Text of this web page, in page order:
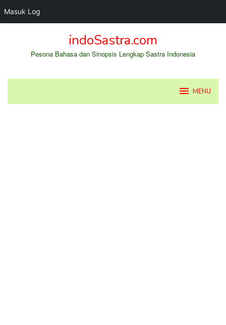
Masuk Log
indoSastra.com
Pesona Bahasa dan Sinopsis Lengkap Sastra Indonesia
MENU